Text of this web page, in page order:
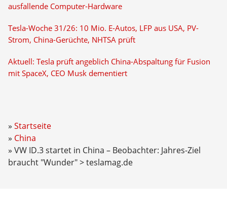
ausfallende Computer-Hardware
Tesla-Woche 31/26: 10 Mio. E-Autos, LFP aus USA, PV-
Strom, China-Gerüchte, NHTSA prüft
Aktuell: Tesla prüft angeblich China-Abspaltung für Fusion
mit SpaceX, CEO Musk dementiert
Startseite
China
VW ID.3 startet in China – Beobachter: Jahres-Ziel
braucht "Wunder" > teslamag.de